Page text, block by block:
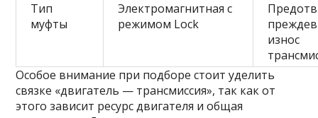
Тип
муфты
Электромагнитная с
режимом Lock
износ
Особое внимание при подборе стоит уделить
связке «двигатель — трансмиссия», так как от
этого зависит ресурс двигателя и общая